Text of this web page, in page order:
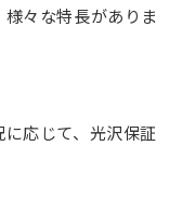
々な特長がありま
応じて、光沢保証